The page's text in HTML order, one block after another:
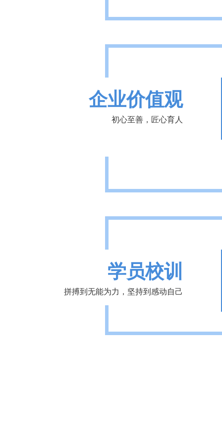
企业价值观
初心至善，匠心育人
学员校训
拼搏到无能为力，坚持到感动自己